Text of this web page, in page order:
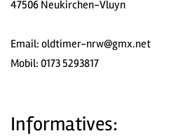
47506 Neukirchen-Vluyn
Email: oldtimer-nrw@gmx.net
Mobil: 0173 5293817
Informatives: